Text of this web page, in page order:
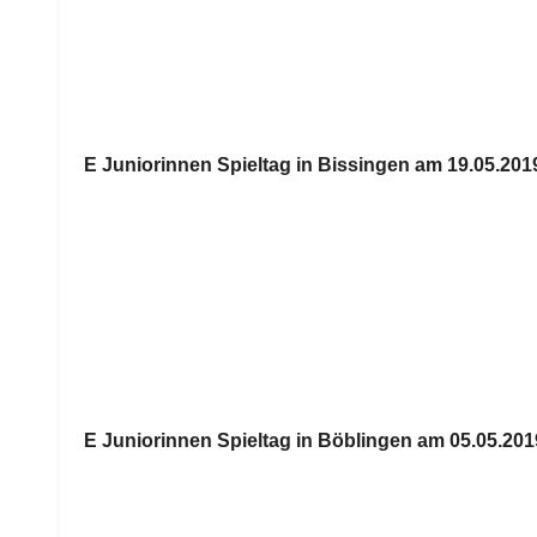
E Juniorinnen Spieltag in Bissingen am
E Juniorinnen Spieltag in Böblingen am